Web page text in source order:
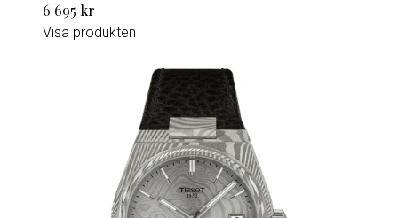
6 695 kr
Visa produkten